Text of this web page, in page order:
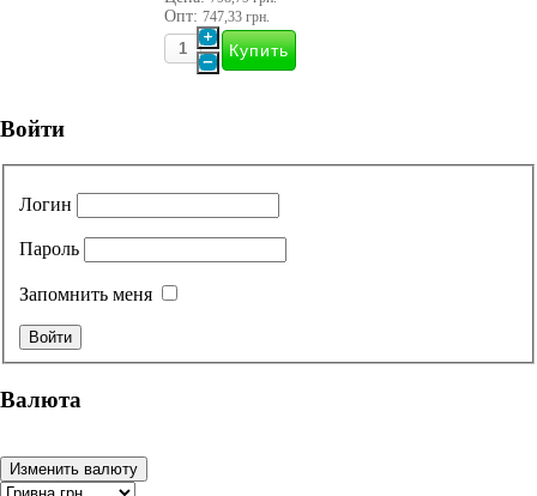
Опт: 747,33 грн.
Войти
Логин
Пароль
Запомнить меня
Валюта